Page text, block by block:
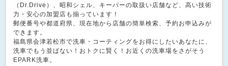
（Dr.Drive）、昭和シェル、キーパーの取扱い店舗など、高い技術
力・安心の加盟店も揃っています！
郵便番号や都道府県、現在地から店舗の簡単検索、予約お申込みが
できます。
福島県会津若松市で洗車・コーティングをお得にしたいあなたに、
洗車でもう並ばない！おトクに賢く！お近くの洗車場をさがそう
EPARK洗車。